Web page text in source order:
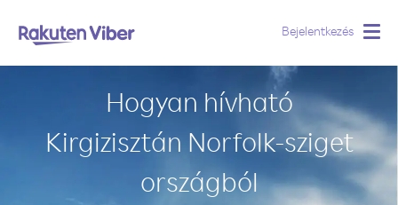
Bejelentkezés
Hogyan hívható
Kirgizisztán Norfolk-sziget
országból